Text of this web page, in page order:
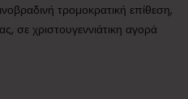
τρομοκρατική επίθεση,
σε χριστουγεννιάτικη αγορά